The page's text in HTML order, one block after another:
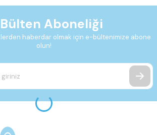
Aboneliği
haberdar olmak için e-bültenimize abone
olun!